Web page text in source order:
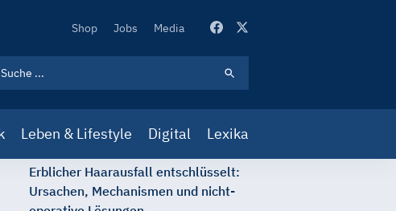
Secondary
Shop Jobs Media
Leben & Lifestyle Digital Lexika
Erblicher Haarausfall entschlüsselt:
Ursachen, Mechanismen und nicht-